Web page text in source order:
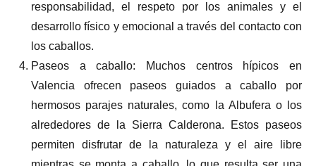
responsabilidad, el respeto por los animales y el
desarrollo físico y emocional a través del contacto con
los caballos.
Paseos a caballo: Muchos centros hípicos en
Valencia ofrecen paseos guiados a caballo por
hermosos parajes naturales, como la Albufera o los
alrededores de la Sierra Calderona. Estos paseos
permiten disfrutar de la naturaleza y el aire libre